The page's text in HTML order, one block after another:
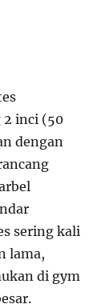
2 inci (50
dengan
sering kali
lama,
di gym